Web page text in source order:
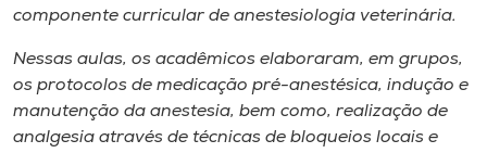
componente curricular de anestesiologia veterinária.
Nessas aulas, os acadêmicos elaboraram, em grupos,
os protocolos de medicação pré-anestésica, indução e
manutenção da anestesia, bem como, realização de
analgesia através de técnicas de bloqueios locais e